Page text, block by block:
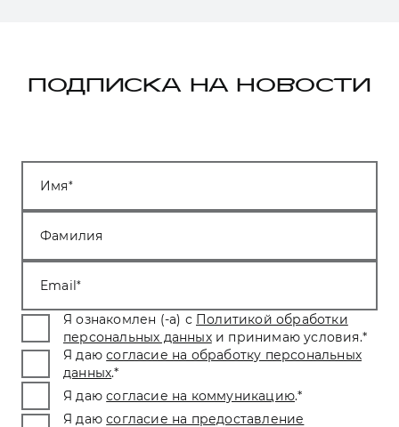
ПОДПИСКА НА НОВОСТИ
Имя
Фамилия
Email
Я ознакомлен (-а) с Политикой обработки
персональных данных и принимаю условия.*
Я даю согласие на обработку персональных
данных.*
Я даю согласие на коммуникацию.*
Я даю согласие на предоставление